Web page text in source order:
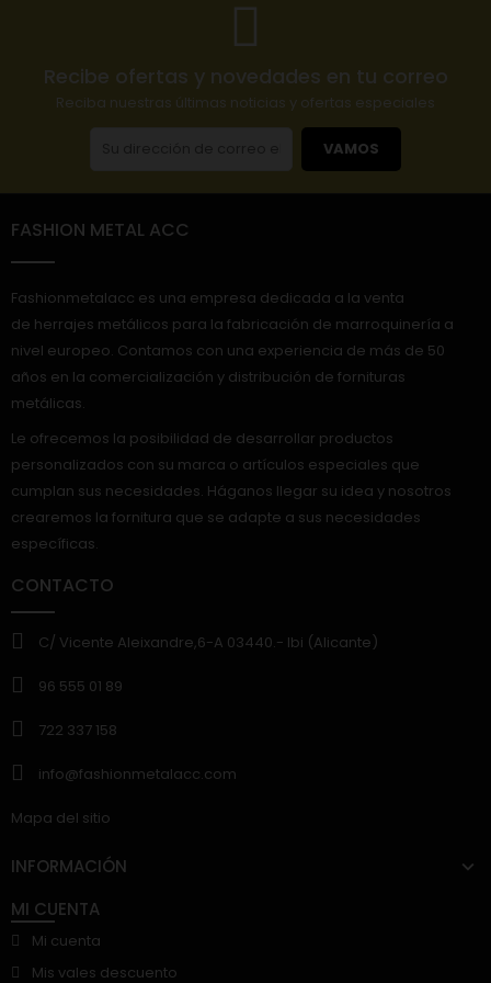
Recibe ofertas y novedades en tu correo
Reciba nuestras últimas noticias y ofertas especiales
VAMOS
FASHION METAL ACC
Fashionmetalacc es una empresa dedicada a la venta
de herrajes metálicos para la fabricación de marroquinería a
nivel europeo. Contamos con una experiencia de más de 50
años en la comercialización y distribución de fornituras
metálicas.
Le ofrecemos la posibilidad de desarrollar productos
personalizados con su marca o artículos especiales que
cumplan sus necesidades. Háganos llegar su idea y nosotros
crearemos la fornitura que se adapte a sus necesidades
específicas.
CONTACTO
C/ Vicente Aleixandre,6-A 03440.- Ibi (Alicante)
96 555 01 89
722 337 158
info@fashionmetalacc.com
Mapa del sitio
INFORMACIÓN
MI CUENTA
Mi cuenta
Mis vales descuento